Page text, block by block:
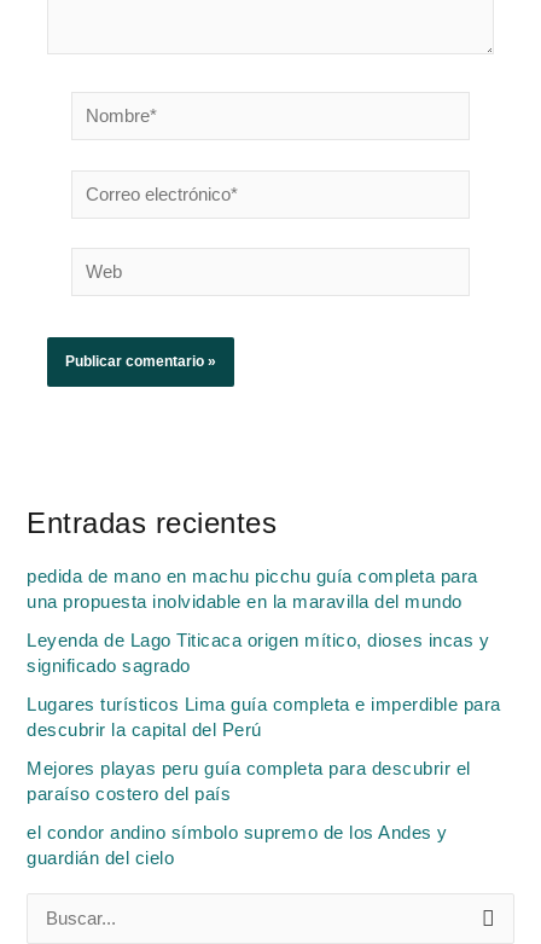
Nombre*
Correo
electrónico*
Web
Entradas recientes
pedida de mano en machu picchu guía completa para
una propuesta inolvidable en la maravilla del mundo
Leyenda de Lago Titicaca origen mítico, dioses incas y
significado sagrado
Lugares turísticos Lima guía completa e imperdible para
descubrir la capital del Perú
Mejores playas peru guía completa para descubrir el
paraíso costero del país
el condor andino símbolo supremo de los Andes y
guardián del cielo